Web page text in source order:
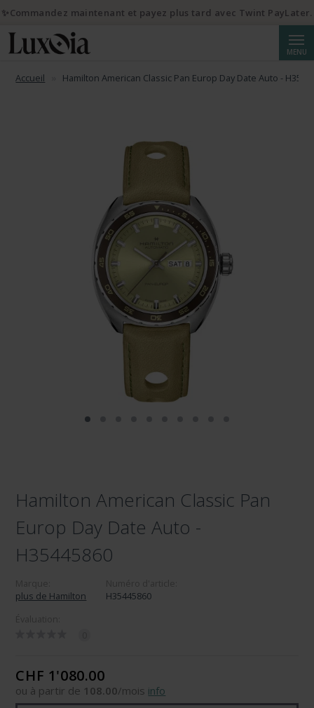
MENU
Accueil Hamilton American Classic Pan Europ Day Date Auto -
Hamilton American Classic Pan
Europ Day Date Auto -
H35445860
plus de Hamilton
H35445860
CHF 1'080.00
ou à partir de 108.00/mois info
✨Commandez maintenant et payez plus tard avec Twint PayLater.